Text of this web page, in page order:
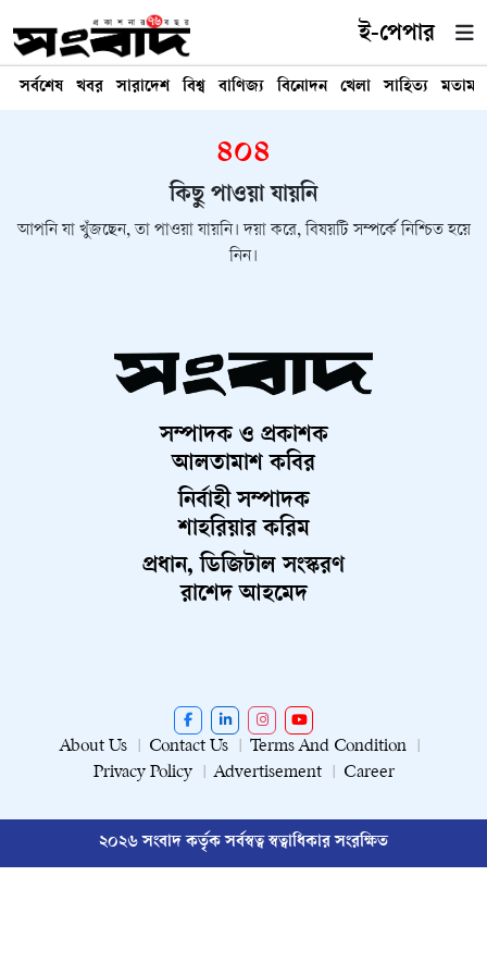
ই-পেপার
সর্বশেষ খবর সারাদেশ বিশ্ব বাণিজ্য বিনোদন খেলা সাহিত্য মতামত
৪০৪
কিছু পাওয়া যায়নি
আপনি যা খুঁজছেন, তা পাওয়া যায়নি। দয়া করে, বিষয়টি সম্পর্কে নিশ্চিত হয়ে
নিন।
সম্পাদক ও প্রকাশক
আলতামাশ কবির
নির্বাহী সম্পাদক
শাহরিয়ার করিম
প্রধান, ডিজিটাল সংস্করণ
রাশেদ আহমেদ
About Us Contact Us
Terms And Condition
Privacy Policy
Advertisement Career
২০২৬ সংবাদ কর্তৃক সর্বস্বত্ব স্বত্বাধিকার সংরক্ষিত